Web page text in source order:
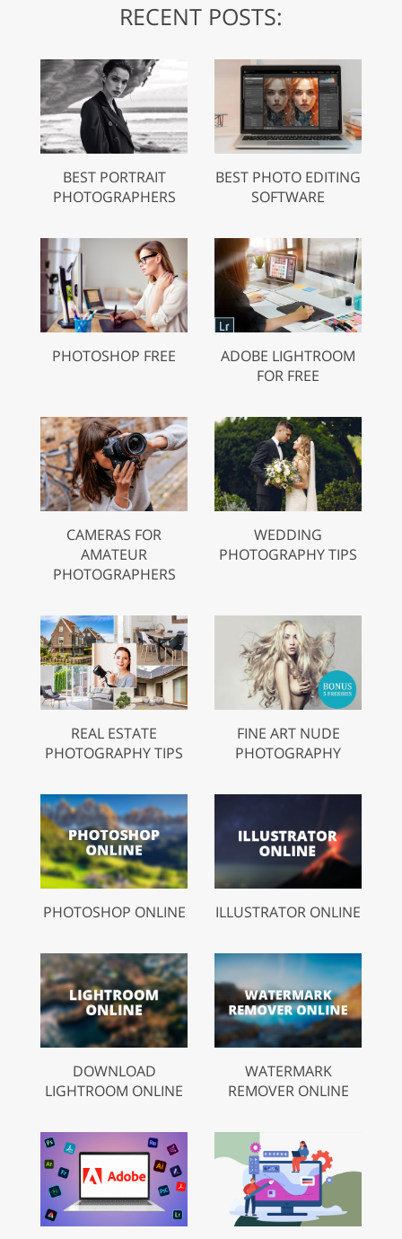
RECENT POSTS:
BEST PORTRAIT
PHOTOGRAPHERS
BEST PHOTO EDITING
SOFTWARE
PHOTOSHOP FREE
ADOBE LIGHTROOM
FOR FREE
CAMERAS FOR
AMATEUR
PHOTOGRAPHERS
WEDDING
PHOTOGRAPHY TIPS
REAL ESTATE
PHOTOGRAPHY TIPS
FINE ART NUDE
PHOTOGRAPHY
PHOTOSHOP ONLINE ILLUSTRATOR ONLINE
DOWNLOAD
LIGHTROOM ONLINE
WATERMARK
REMOVER ONLINE